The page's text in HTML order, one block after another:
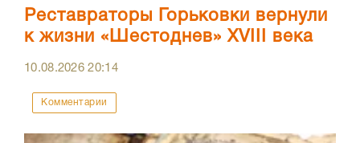
Реставраторы Горьковки вернули
к жизни «Шестоднев» XVIII века
10.08.202620:14
Комментарии